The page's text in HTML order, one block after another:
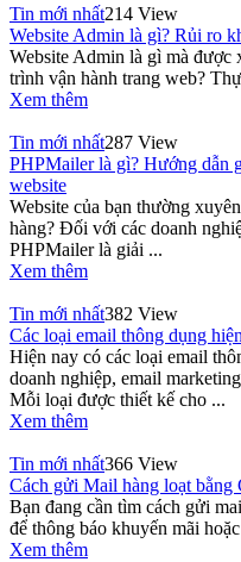
Tin mới nhất214 View
Website Admin là gì? Rủi ro
Website Admin là gì mà được
trình vận hành trang web?
Xem thêm
Tin mới nhất287 View
PHPMailer là gì? Hướng dẫn
website
Website của bạn thường
hàng? Đối với các doanh
PHPMailer là giải ...
Xem thêm
Tin mới nhất382 View
Các loại email thông dụng
Hiện nay có các loại email
doanh nghiệp, email
Mỗi loại được thiết kế cho ...
Xem thêm
Tin mới nhất366 View
Cách gửi Mail hàng loạt bằng
Bạn đang cần tìm cách gửi
để thông báo khuyến mãi
Xem thêm